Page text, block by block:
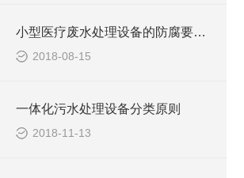
小型医疗废水处理设备的防腐要求你做到了吗
2018-08-15
一体化污水处理设备分类原则
2018-11-13